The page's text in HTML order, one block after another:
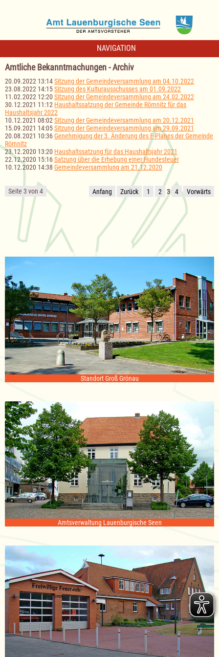
NAVIGATION
Amtliche Bekanntmachungen - Archiv
20.09.2022 13:14Sitzung der Gemeindeversammlung am 04.10.2022
23.08.2022 14:15Sitzung des Kulturausschusses am 01.09.2022
11.02.2022 12:20 Sitzung der Gemeindeversammlung am 24.02.2022
30.12.2021 11:12 Haushaltssatzung der Gemeinde Römnitz für das
Haushaltsjahr 2022
10.12.2021 08:02 Sitzung der Gemeindeversammlung am 20.12.2021
15.09.2021 14:05Sitzung der Gemeindeversammlung am 29.09.2021
20.08.2021 10:36Genehmigung der 3. Änderung des F-Planes der Gemeinde
Römnitz
23.12.2020 13:20 Haushaltssatzung für das Haushaltsjahr 2021
22.12.2020 15:16Satzung über die Erhebung einer Hundesteuer
10.12.2020 14:38 Gemeindeversammlung am 21.12.2020
Seite 3 von 4 Anfang Zurück 1 2 3 4 Vorwärts
Standort Groß Grönau
Amtsverwaltung Lauenburgische Seen